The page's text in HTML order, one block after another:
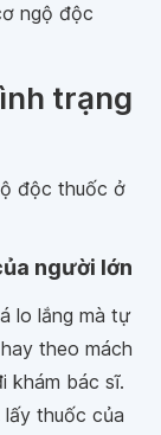
ngộ độc
trạng
độc thuốc ở
người lớn
lo lắng mà tự
theo mách
khám bác sĩ.
thuốc của